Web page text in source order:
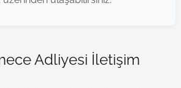
Adliyesi İletişim